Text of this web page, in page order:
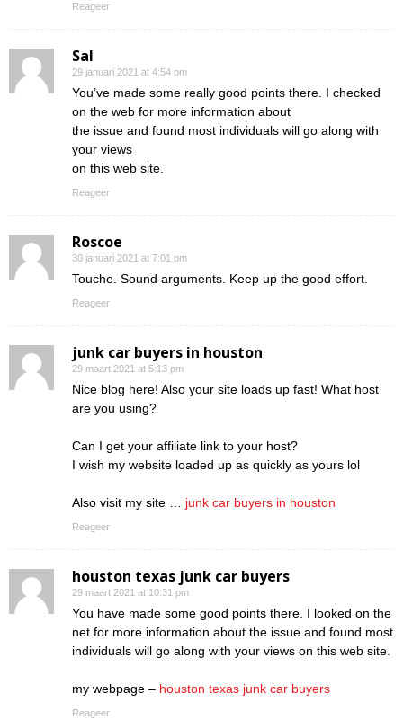
Reageer
Sal
29 januari 2021 at 4:54 pm
You’ve made some really good points there. I checked
on the web for more information about
the issue and found most individuals will go along with
your views
on this web site.
Reageer
Roscoe
30 januari 2021 at 7:01 pm
Touche. Sound arguments. Keep up the good effort.
Reageer
junk car buyers in houston
29 maart 2021 at 5:13 pm
Nice blog here! Also your site loads up fast! What host
are you using?
Can I get your affiliate link to your host?
I wish my website loaded up as quickly as yours lol
Also visit my site … junk car buyers in houston
Reageer
houston texas junk car buyers
29 maart 2021 at 10:31 pm
You have made some good points there. I looked on the
net for more information about the issue and found most
individuals will go along with your views on this web site.
my webpage – houston texas junk car buyers
Reageer